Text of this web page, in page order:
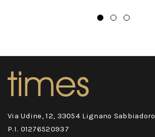
Via Udine, 12, 33054 Lignano Sabbiadoro
P.I. 01276520937